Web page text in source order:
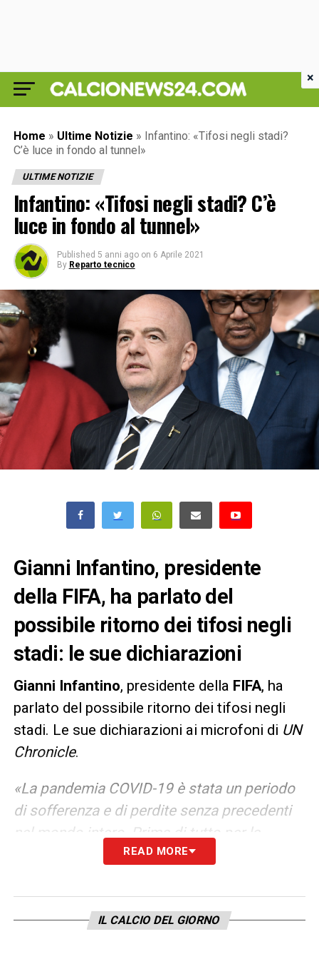
Home » Ultime Notizie » Infantino: «Tifosi negli stadi?
C’è luce in fondo al tunnel»
ULTIME NOTIZIE
Infantino: «Tifosi negli stadi? C’è
luce in fondo al tunnel»
Published 5 anni ago on 6 Aprile 2021
By Reparto tecnico
Gianni Infantino, presidente
della FIFA, ha parlato del
possibile ritorno dei tifosi negli
stadi: le sue dichiarazioni
Gianni Infantino, presidente della FIFA, ha
parlato del possibile ritorno dei tifosi negli
stadi. Le sue dichiarazioni ai microfoni di UN
Chronicle.
«La pandemia COVID-19 è stata un periodo
di sofferenza e di perdite senza precedenti
nel mondo intero. Prima di tutto per la
tragica perdita di persone care che tanti
parte la nostra vita sociale e l’interazione
umana, comprese le attività quotidiane
READ MORE
IL CALCIO DEL GIORNO
×